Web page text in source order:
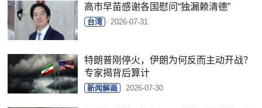
高市早苗感谢各国慰问“独漏赖清德”
台湾 2026-07-31
特朗普刚停火，伊朗为何反而主动开战？
专家揭背后算计
新闻解画 2026-07-30